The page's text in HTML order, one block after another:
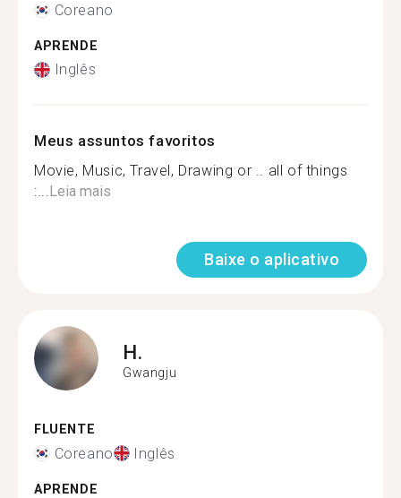
Coreano
APRENDE
Inglês
Meus assuntos favoritos
Movie, Music, Travel, Drawing or .. all of things
:...Leia mais
Baixe o aplicativo
H.
Gwangju
FLUENTE
Coreano Inglês
APRENDE